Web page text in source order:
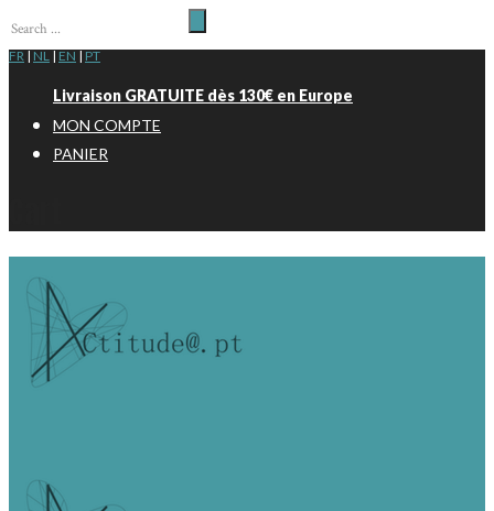
FR | NL | EN | PT
Livraison GRATUITE dès 130€ en Europe
MON COMPTE
PANIER